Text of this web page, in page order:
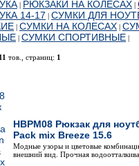
| РЮКЗАКИ НА КОЛЕСАХ |
14-17 | СУМКИ ДЛЯ
| СУМКИ НА КОЛЕСАХ |
| СУМКИ СПОРТИВНЫЕ |
11 тов., страниц: 1
HBPM08 Рюкзак для
Pack mix Breeze 15.6
Модные узоры и цветовые
внешний вид. Прочная